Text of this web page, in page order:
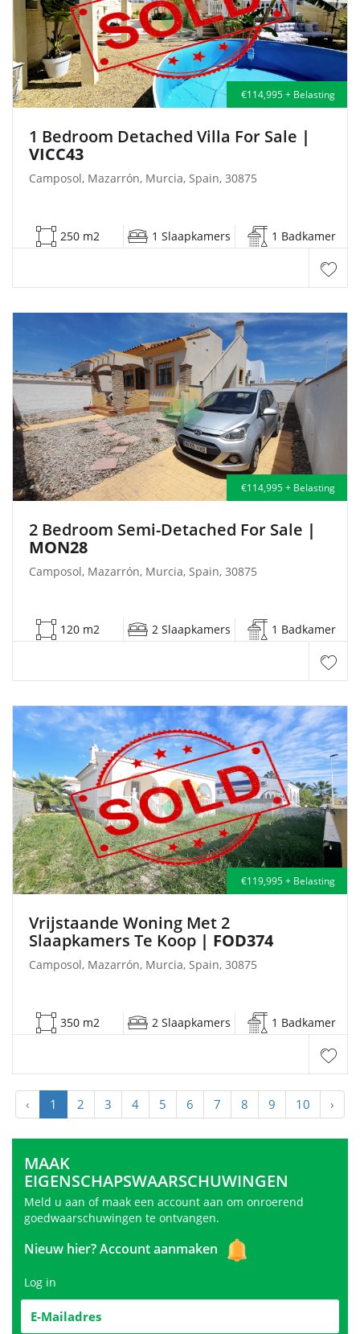
€114,995 + Belasting
1 Bedroom Detached Villa For Sale |
VICC43
Camposol, Mazarrón, Murcia, Spain, 30875
250 m2 1 Slaapkamers 1 Badkamer
€114,995 + Belasting
2 Bedroom Semi-Detached For Sale |
MON28
Camposol, Mazarrón, Murcia, Spain, 30875
120 m2 2 Slaapkamers 1 Badkamer
€119,995 + Belasting
Vrijstaande Woning Met 2
Slaapkamers Te Koop | FOD374
Camposol, Mazarrón, Murcia, Spain, 30875
350 m2 2 Slaapkamers 1 Badkamer
‹ 1 2 3 4 5 6 7 8 9 10 ›
MAAK
EIGENSCHAPSWAARSCHUWINGEN
Meld u aan of maak een account aan om onroerend
goedwaarschuwingen te ontvangen.
Nieuw hier?Account aanmaken
Log in